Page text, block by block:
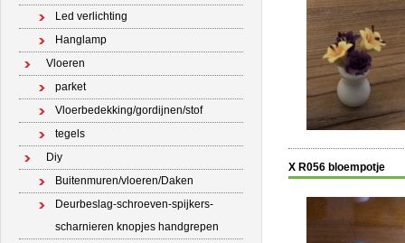
Led verlichting
Hanglamp
Vloeren
parket
Vloerbedekking/gordijnen/stof
tegels
Diy
Buitenmuren/vloeren/Daken
Deurbeslag-schroeven-spijkers-
scharnieren knopjes handgrepen
X R056 bloempotje